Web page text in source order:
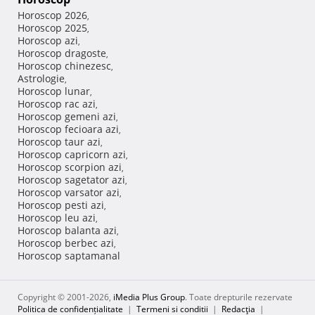
Horoscop 2026,
Horoscop 2025,
Horoscop azi,
Horoscop dragoste,
Horoscop chinezesc,
Astrologie,
Horoscop lunar,
Horoscop rac azi,
Horoscop gemeni azi,
Horoscop fecioara azi,
Horoscop taur azi,
Horoscop capricorn azi,
Horoscop scorpion azi,
Horoscop sagetator azi,
Horoscop varsator azi,
Horoscop pesti azi,
Horoscop leu azi,
Horoscop balanta azi,
Horoscop berbec azi,
Horoscop saptamanal
Copyright © 2001-2026, iMedia Plus Group. Toate drepturile rezervate
Politica de confidențialitate | Termeni si conditii | Redacţia |